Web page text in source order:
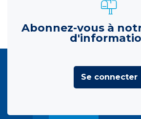
Abonnez-vous à
Se connecter